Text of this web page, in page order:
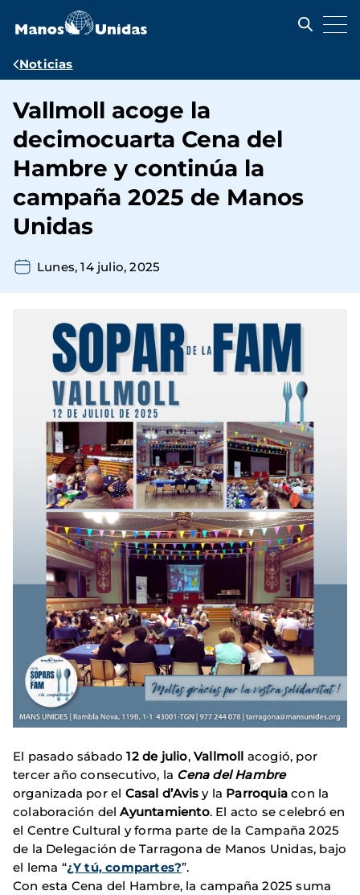
contenido
Ruta
navegación
Noticias
Vallmoll acoge la
decimocuarta Cena del
Hambre y continúa la
campaña 2025 de Manos
Unidas
Lunes, 14 julio, 2025
El pasado sábado12 de julio,Vallmoll acogió, por
tercer año consecutivo, la Cena del Hambre
organizada por el Casal d’Avis y la Parroquia con la
colaboración delAyuntamiento. El acto se celebró en
el Centre Cultural y forma parte de la Campaña 2025
de la Delegación de Tarragona de Manos Unidas, bajo
el lema “¿Y tú, compartes?”.
Con esta Cena del Hambre, la campaña 2025 suma